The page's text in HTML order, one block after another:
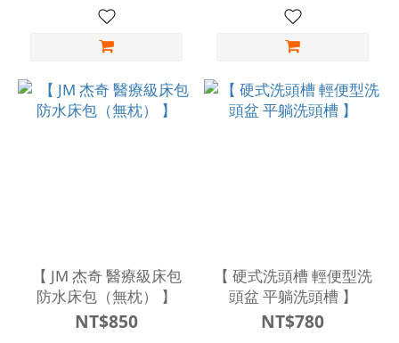
【 JM 杰奇 醫療級床包
防水床包（無枕） 】
NT$850
【 硬式洗頭槽 輕便型洗
頭盆 平躺洗頭槽 】
NT$780